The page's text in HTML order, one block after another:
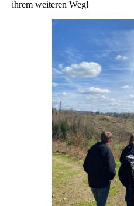
ihrem weiteren Weg!